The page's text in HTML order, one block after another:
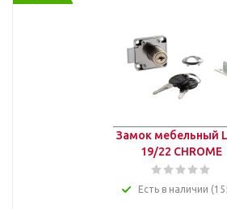
Замок мебельный
19/22 CHROME
Есть в наличии